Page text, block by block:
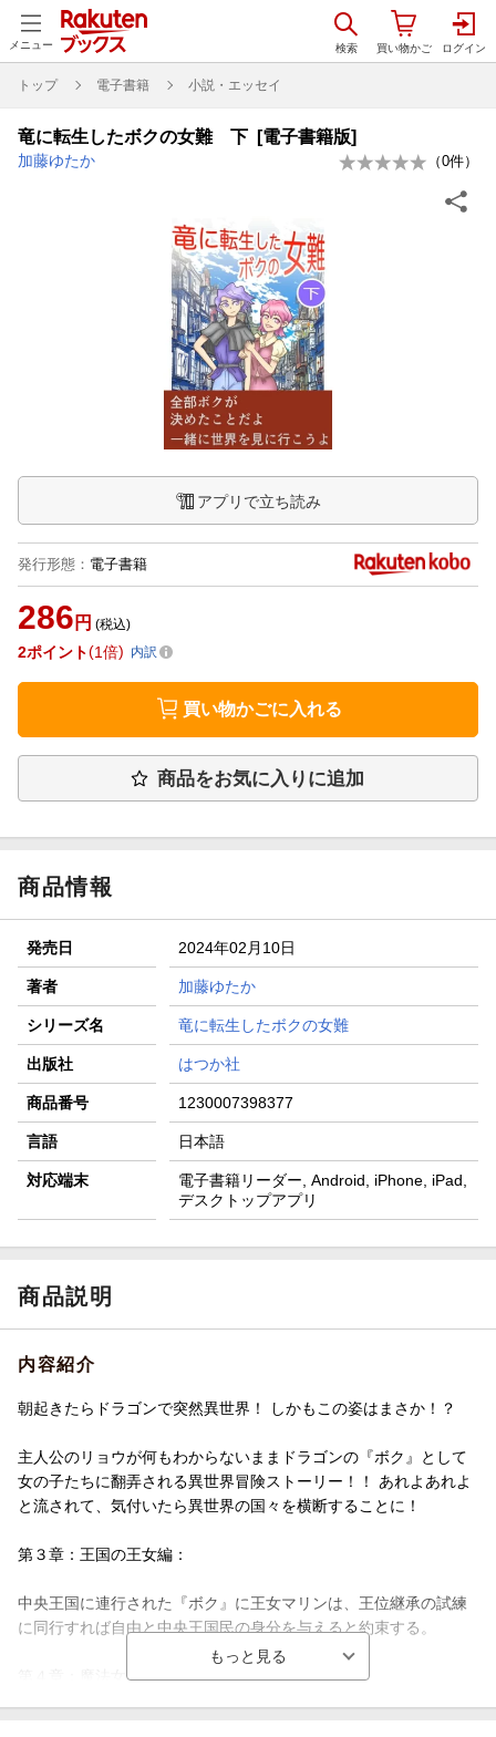
メニュー
トップ 電子書籍 小説・エッセイ
竜に転生したボクの女難 下 [電子書籍版]
加藤ゆたか （0件）
アプリで立ち読み
発行形態 ： 電子書籍
286 円 (税込)
2ポイント 1倍 内訳
買い物かごに入れる
商品をお気に入りに追加
商品情報
発売日 2024年02月10日
著者 加藤ゆたか
シリーズ名 竜に転生したボクの女難
出版社 はつか社
商品番号 1230007398377
言語 日本語
対応端末
電子書籍リーダー, Android, iPhone, iPad,
デスクトップアプリ
商品説明
内容紹介
朝起きたらドラゴンで突然異世界！ しかもこの姿はまさか！？
主人公のリョウが何もわからないままドラゴンの『ボク』として
女の子たちに翻弄される異世界冒険ストーリー！！ あれよあれよ
と流されて、気付いたら異世界の国々を横断することに！
第３章：王国の王女編：
中央王国に連行された『ボク』に王女マリンは、王位継承の試練
に同行すれば自由と中央王国民の身分を与えると約束する。
第４章：魔法女学校編：